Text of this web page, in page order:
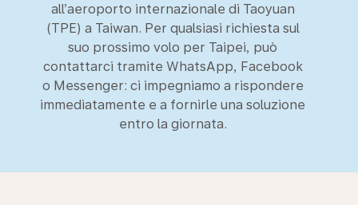
all’aeroporto internazionale di Taoyuan
(TPE) a Taiwan. Per qualsiasi richiesta sul
suo prossimo volo per Taipei, può
contattarci tramite WhatsApp, Facebook
o Messenger: ci impegniamo a rispondere
immediatamente e a fornirle una soluzione
entro la giornata.